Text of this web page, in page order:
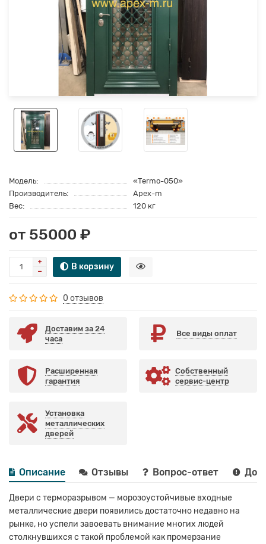
Модель:
«Termo-050»
Производитель:
Apex-m
Вес:
120 кг
от 55000 ₽
В корзину
0 отзывов
Доставим за 24
часа
Все виды оплат
Расширенная
гарантия
Собственный
сервис-центр
Установка
металлических
дверей
Описание Отзывы Вопрос-ответ
Двери с терморазрывом — морозоустойчивые входные
металлические двери появились достаточно недавно на
рынке, но успели завоевать внимание многих людей
столкнувшихся с такой проблемой как промерзание